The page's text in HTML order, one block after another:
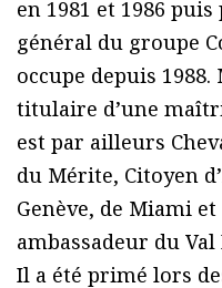
en 1981 et 1986
général du groupe
occupe depuis
titulaire d’une
est par ailleurs
du Mérite, Citoyen
Genève, de Miami
ambassadeur du
Il a été primé lors